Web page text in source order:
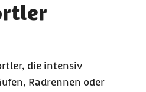
die intensiv
Radrennen oder